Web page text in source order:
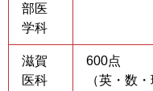
部医
学科
滋賀
医科
600点
（英・数